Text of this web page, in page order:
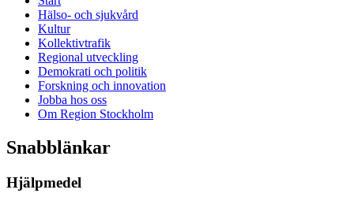
Hälso- och sjukvård
Kultur
Kollektivtrafik
Regional utveckling
Demokrati och politik
Forskning och innovation
Jobba hos oss
Om Region Stockholm
Snabblänkar
Hjälpmedel